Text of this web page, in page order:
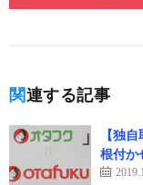
関連する記事
【独
根付か